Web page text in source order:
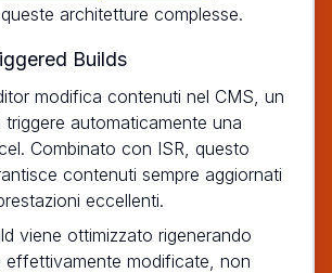
architetture complesse.
Builds
modifica contenuti nel CMS, un
automaticamente una
Combinato con ISR, questo
contenuti sempre aggiornati
eccellenti.
viene ottimizzato rigenerando
effettivamente modificate, non